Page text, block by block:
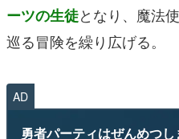
ーツの生徒となり、魔法
巡る冒険を繰り広げる。
AD
勇者パーティはぜんめつし